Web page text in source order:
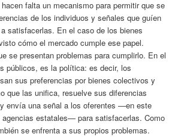
falta un mecanismo para permitir que se
de los individuos y señales que guíen
satisfacerlas. En el caso de los bienes
cómo el mercado cumple ese papel.
se presentan problemas para cumplirlo. En el
públicos, es la política: es decir, los
sus preferencias por bienes colectivos y
que las unifica, resuelve sus diferencias
envía una señal a los oferentes —en este
estatales— para satisfacerlas. Como
se enfrenta a sus propios problemas.